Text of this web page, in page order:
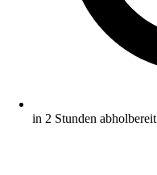
in 2 Stunden abholbereit